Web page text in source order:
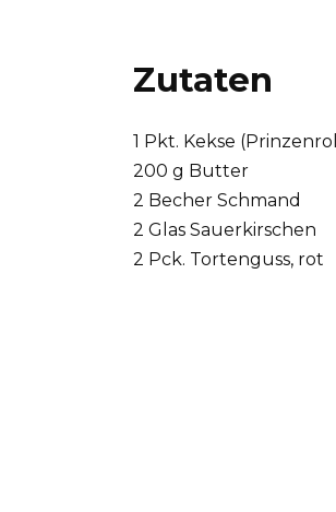
Zutaten
1 Pkt. Kekse
200 g Butter
2 Becher Schmand
2 Glas Sauerkirschen
2 Pck. Tortenguss, rot